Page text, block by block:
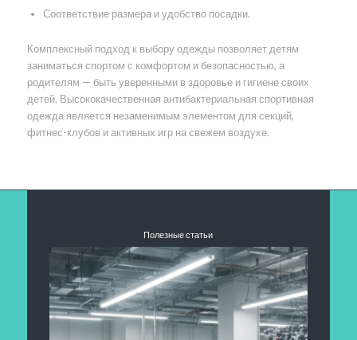
Соответствие размера и удобство посадки.
Комплексный подход к выбору одежды позволяет детям
заниматься спортом с комфортом и безопасностью, а
родителям — быть уверенными в здоровье и гигиене своих
детей. Высококачественная антибактериальная спортивная
одежда является незаменимым элементом для секций,
фитнес-клубов и активных игр на свежем воздухе.
Полезные статьи